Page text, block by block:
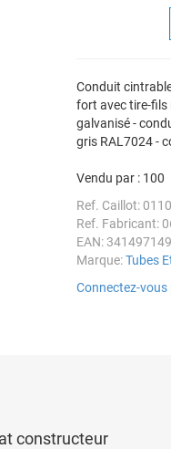
Conduit
fort avec tire-fils
galvanisé -
gris RAL7024 -
Vendu par : 100
Ref. Caillot:
Ref. Fabricant:
EAN:
Marque:Tubes
Connectez-
constructeur